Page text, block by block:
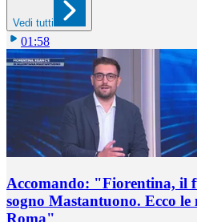
Vedi tutti
01:58
Accomando: "Fiorentina, il
sogno Mastantuono. Ecco le